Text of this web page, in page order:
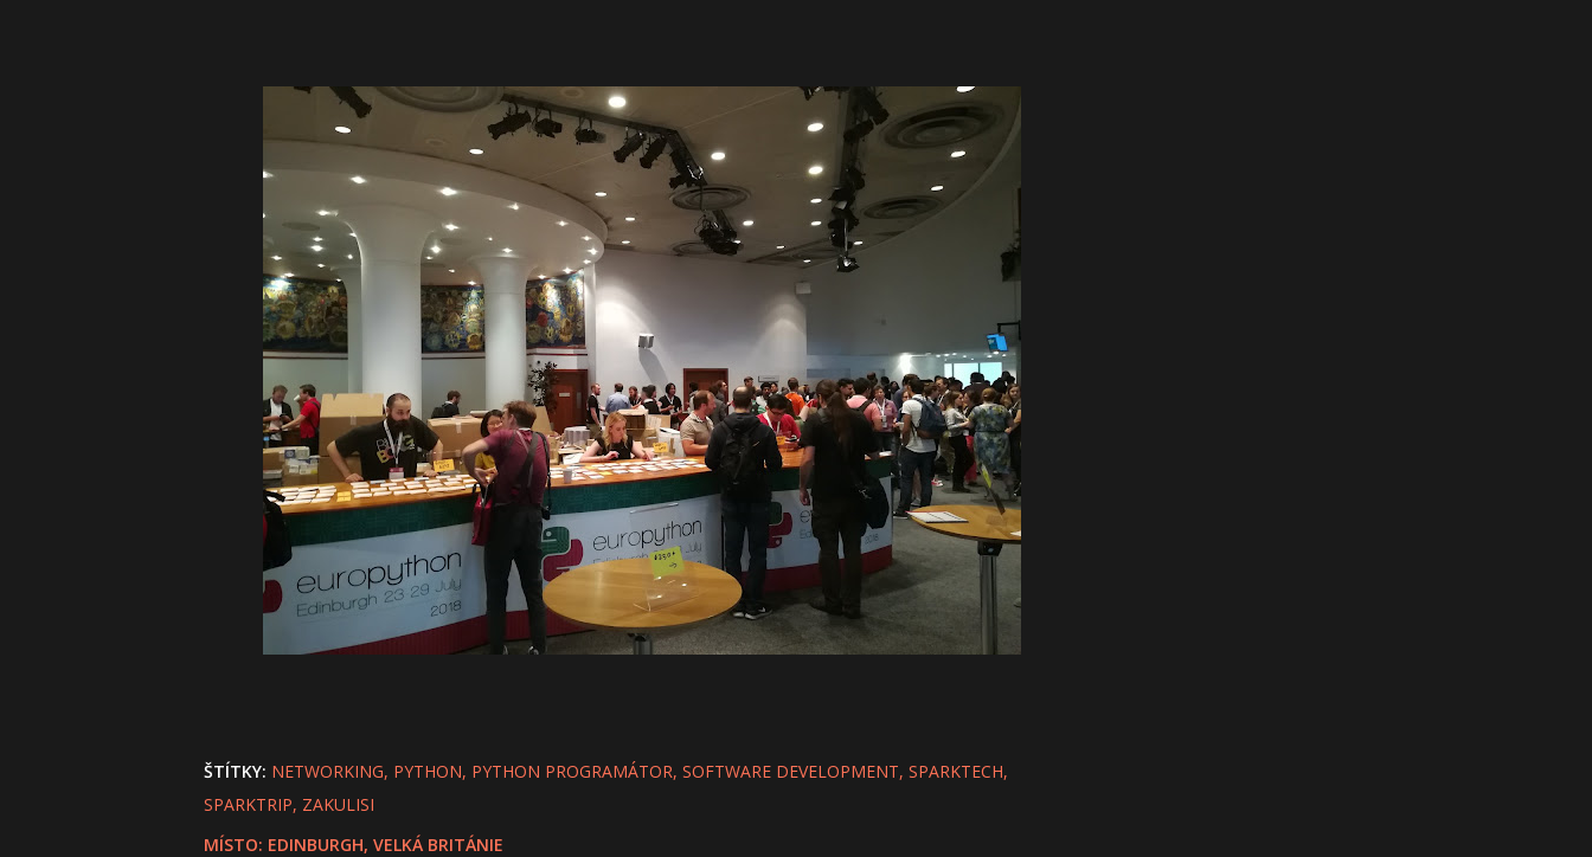
ŠTÍTKY: NETWORKING PYTHON PYTHON PROGRAMÁTOR SOFTWARE DEVELOPMENT SPARKTECH
SPARKTRIP ZAKULISI
MÍSTO: EDINBURGH, VELKÁ BRITÁNIE